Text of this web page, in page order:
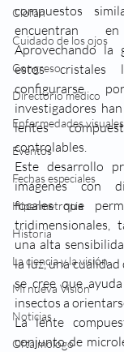
Clofán
Cuidado de los ojos
Congreso
Directorio médico
Enfermedades visuales
Eventos
Fechas especiales
Hipermetropia
Historia
La ciencia y la visión
Mi nueva Visión
Noticias
Oftalmologo
compuestos
encuentran
Aprovechando la
estos cristales
configurarse
investigadores
lentes
controlables.
Este desarrollo
imágenes con
focales que
tridimensionales,
una alta
la luz, una
se cree que
insectos a
La lente
conjunto de